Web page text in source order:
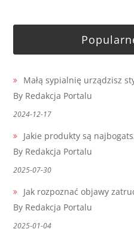
Małą sypialnię urządzisz
By Redakcja Portalu
2024-12-17
Jakie produkty są
By Redakcja Portalu
2025-07-30
Jak rozpoznać objawy
By Redakcja Portalu
2025-01-04